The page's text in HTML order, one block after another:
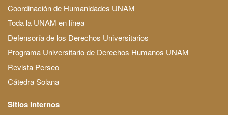
Coordinación de Humanidades UNAM
Toda la UNAM en línea
Defensoría de los Derechos Universitarios
Programa Universitario de Derechos Humanos UNAM
Revista Perseo
Cátedra Solana
Sitios Internos